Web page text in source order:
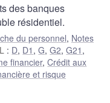
des banques
résidentiel.
du personnel, Notes
: D, D1 ,G,G2,G21 ,
financier,Crédit aux
et risque